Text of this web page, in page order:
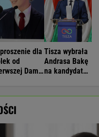
dla
od
Damy.
Tisza wybrała
Andrasa Bakę
na kandydata